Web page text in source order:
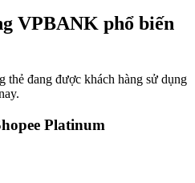
VPBANK phổ biến
đang được khách hàng sử dụng
Platinum